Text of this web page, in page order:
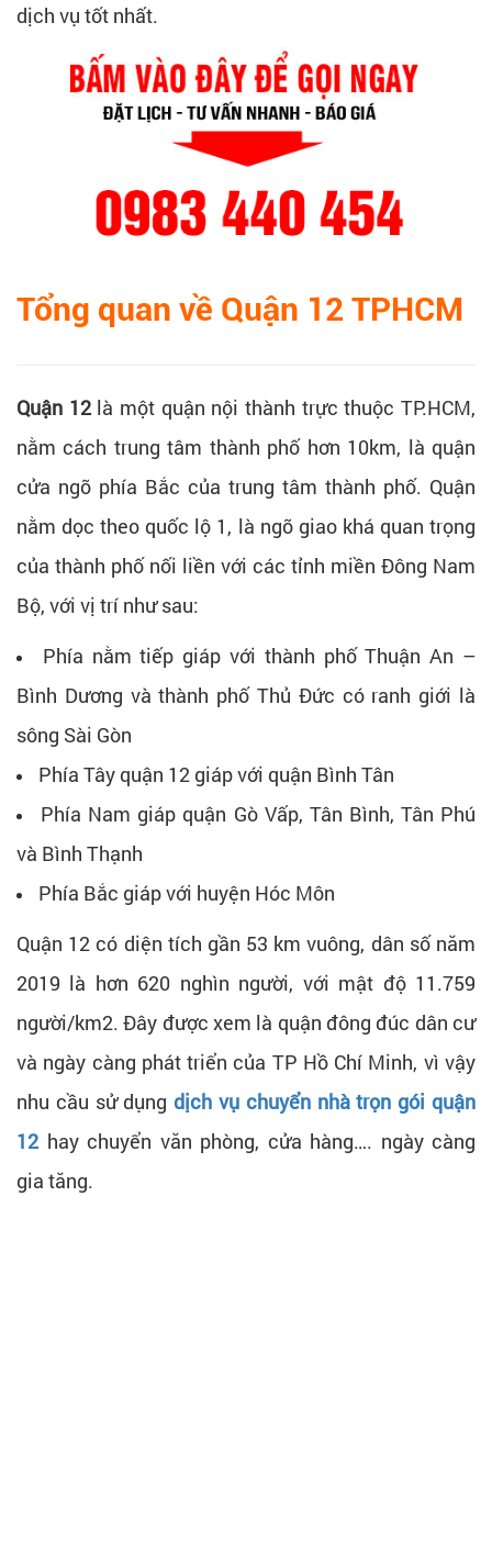
dịch vụ tốt nhất.
Tổng quan về Quận 12 TPHCM
Quận 12là một quận nội thành trực thuộc TP.HCM,
nằm cách trung tâm thành phố hơn 10km, là quận
cửa ngõ phía Bắc của trung tâm thành phố. Quận
nằm dọc theo quốc lộ 1, là ngõ giao khá quan trọng
của thành phố nối liền với các tỉnh miền Đông Nam
Bộ, với vị trí như sau:
Phía nằm tiếp giáp với thành phố Thuận An –
Bình Dương và thành phố Thủ Đức có ranh giới là
sông Sài Gòn
Phía Tây quận 12 giáp với quận Bình Tân
Phía Nam giáp quận Gò Vấp, Tân Bình, Tân Phú
và Bình Thạnh
Phía Bắc giáp với huyện Hóc Môn
Quận 12 có diện tích gần 53 km vuông, dân số năm
2019 là hơn 620 nghìn người, với mật độ 11.759
người/km2. Đây được xem là quận đông đúc dân cư
và ngày càng phát triển của TP Hồ Chí Minh, vì vậy
nhu cầu sử dụngdịch vụ chuyển nhà trọn gói quận
12 hay chuyển văn phòng, cửa hàng…. ngày càng
gia tăng.